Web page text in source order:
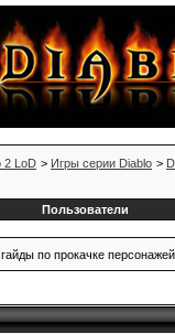
2 LoD > Игры серии Diablo >
Пользователи
по прокачке